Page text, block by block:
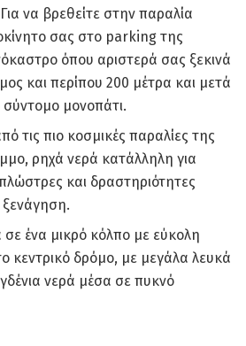
να βρεθείτε στην παραλία
σας στο parking της
όπου αριστερά σας ξεκινά
και περίπου 200 μέτρα και μετά
μονοπάτι.
τις πιο κοσμικές παραλίες της
ρηχά νερά κατάλληλη για
και δραστηριότητες
ένα μικρό κόλπο με εύκολη
κεντρικό δρόμο, με μεγάλα λευκά
νερά μέσα σε πυκνό